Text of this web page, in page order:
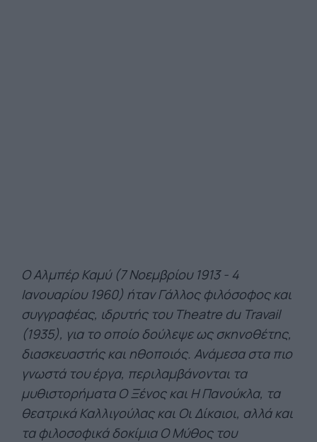
Ο Αλμπέρ Καμύ (7 Νοεμβρίου 1913 - 4
Ιανουαρίου 1960) ήταν Γάλλος φιλόσοφος και
συγγραφέας, ιδρυτής του Theatre du Travail
(1935), για το οποίο δούλεψε ως σκηνοθέτης,
διασκευαστής και ηθοποιός. Ανάμεσα στα πιο
γνωστά του έργα, περιλαμβάνονται τα
μυθιστορήματα Ο Ξένος και Η Πανούκλα, τα
θεατρικά Καλλιγούλας και Οι Δίκαιοι, αλλά και
τα φιλοσοφικά δοκίμια Ο Μύθος του